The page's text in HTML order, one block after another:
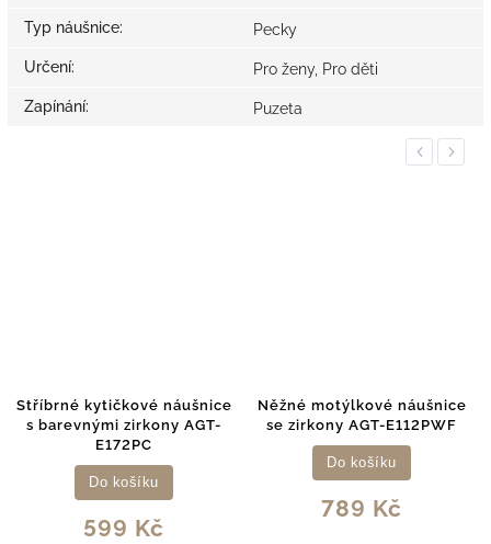
Typ náušnice: Pecky
Určení: Pro ženy, Pro děti
Zapínání: Puzeta
Previous
Stříbrné kytičkové náušnice
s barevnými zirkony AGT-
E172PC
599 Kč
Do košíku
Něžné motýlkové náušnice
se zirkony AGT-E112PWF
789 Kč
Do košíku
Next